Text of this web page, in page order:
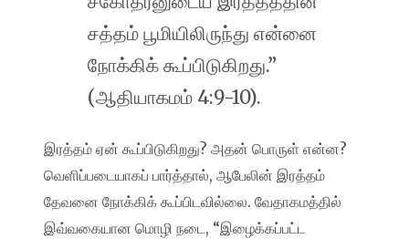
சத்தம் பூமியிலிருந்து என்னை
நோக்கிக் கூப்பிடுகிறது.”
(ஆதியாகமம் 4:9-10).
இரத்தம் ஏன் கூப்பிடுகிறது? அதன் பொருள் என்ன?
வெளிப்படையாகப் பார்த்தால், ஆபேலின் இரத்தம்
தேவனை நோக்கிக் கூப்பிடவில்லை. வேதாகமத்தில்
இவ்வகையான மொழி நடை, “இழைக்கப்பட்ட